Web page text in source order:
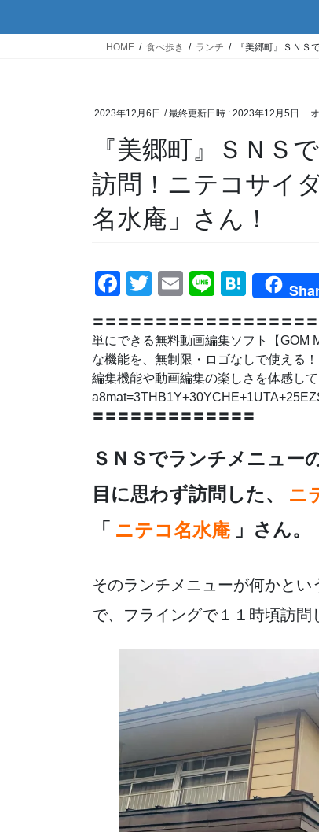
HOME 食べ歩き ランチ 『美郷町』ＳＮＳ
2023年12月6日 / 最終更新日時 : 2023年12月5日
『美郷町』ＳＮＳ
訪問！ニテコサイ
名水庵」さん！
F
c
e
b
o
k
T
tt
er
E
ail
Li
e
H
e
n
a
〓〓〓〓〓〓〓〓〓〓〓〓〓〓〓〓〓
単にできる無料動画編集ソフト【
な機能を、無制限・ロゴなしで使
編集機能や動画編集の楽しさを体感
〓〓〓〓〓〓〓〓〓〓〓〓〓
ＳＮＳでランチメニュー
目に思わず訪問した、
ニ
「 ニテコ名水庵 」さん。
そのランチメニューが何かとい
で、フライングで１１時頃訪問